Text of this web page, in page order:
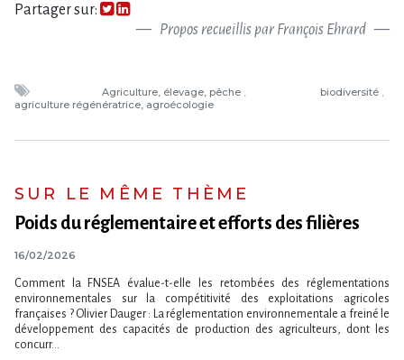
Partager sur:
Propos recueillis par François Ehrard
Agriculture, élevage, pêche
biodiversité
agriculture régénératrice, agroécologie
SUR LE MÊME THÈME
Poids du réglementaire et efforts des filières
16/02/2026
Comment la FNSEA évalue-t-elle les retombées des réglementations
environnementales sur la compétitivité des exploitations agricoles
françaises ? Olivier Dauger : La réglementation environnementale a freiné le
développement des capacités de production des agriculteurs, dont les
concurr...